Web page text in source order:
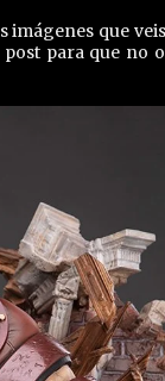
que
para que no